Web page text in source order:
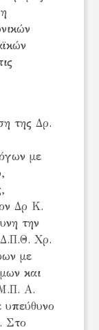
της Δρ.
με
Δρ Κ.
την
Χρ.
με
και
Α.
Στο